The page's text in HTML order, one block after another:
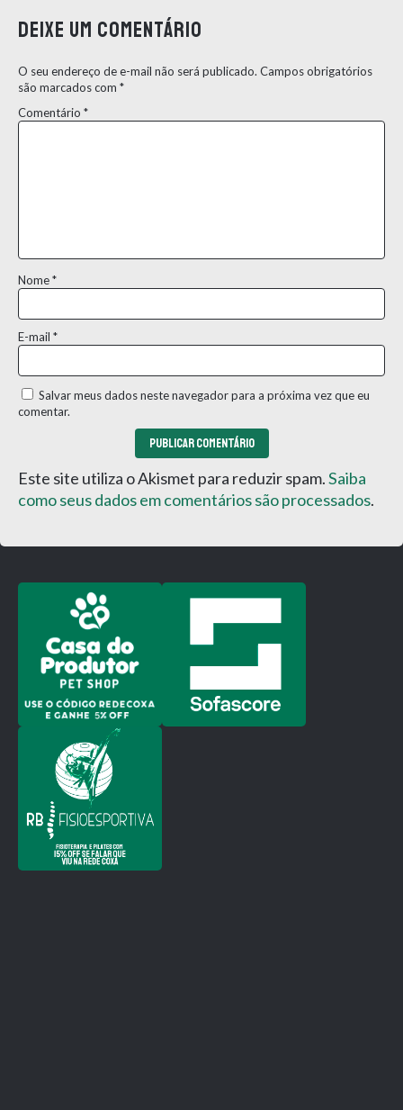
Deixe um comentário
O seu endereço de e-mail não será publicado. Campos obrigatórios
são marcados com *
Comentário *
Nome*
E-mail *
Salvar meus dados neste navegador para a próxima vez que eu
comentar.
Este site utiliza o Akismet para reduzir spam.Saiba
como seus dados em comentários são processados.